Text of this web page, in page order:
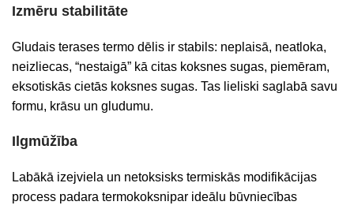
Izmēru stabilitāte
Gludais terases termo dēlis ir stabils: neplaisā, neatloka,
neizliecas, “nestaigā” kā citas koksnes sugas, piemēram,
eksotiskās cietās koksnes sugas. Tas lieliski saglabā savu
formu, krāsu un gludumu.
Ilgmūžība
Labākā izejviela un netoksisks termiskās modifikācijas
process padara termokoksnipar ideālu būvniecības